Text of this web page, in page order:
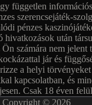
független
szerencsejáték-
pénzes
hivatkozások után
számára nem jelent
jár és
a helyi
kapcsolatban, és
Csak 18 éven
Copyright © 2026